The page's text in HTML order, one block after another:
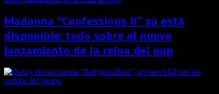
Madonna “Confessions II” ya está
disponible: todo sobre el nuevo
lanzamiento de la reina del pop